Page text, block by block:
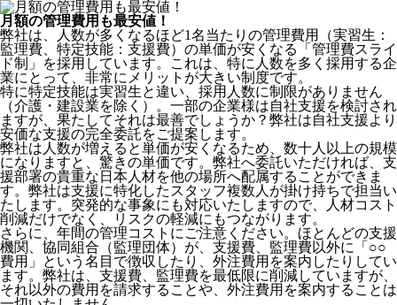
月額の管理費用も最安値！
弊社は、
人数が多くなるほど1名当たりの管理費用（実習生：
監理費、特定技能：支援費）の単価が安くなる「管理費スライ
ド制」を採用 しています。これは、特に人数を多く採用する企
業にとって、非常にメリットが大きい制度です。
特に特定技能は実習生と違い、採用人数に制限がありません
（介護・建設業を除く）。一部の企業様は自社支援を検討され
ますが、果たしてそれは最善でしょうか？弊社は自社支援より
安価な支援の完全委託をご提案します。
弊社は人数が増えると単価が安くなるため、数十人以上の規模
になりますと、驚きの単価です。弊社へ委託いただければ、支
援部署の貴重な日本人材を他の場所へ配属することができま
す。弊社は支援に特化したスタッフ複数人が掛け持ちで担当い
たします。突発的な事象にも対応いたしますので、人材コスト
削減だけでなく、リスクの軽減にもつながります。
さらに、年間の管理コストにご注意ください。ほとんどの支援
機関、協同組合（監理団体）が、支援費、監理費以外に「○○
費用」という名目で徴収したり、外注費用を案内したりしてい
ます。弊社は、支援費、監理費を最低限に削減していますが、
それ以外の費用を請求することや、外注費用を案内することは